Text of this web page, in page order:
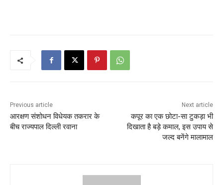
Previous article
आरक्षण संशोधन विधेयक तकरार के
बीच राज्यपाल दिल्ली रवाना
Next article
कपूर का एक छोटा-सा टुकड़ा भी
दिखाता है बड़े कमाल, इस उपाय से
जल्द बनेंगे मालामाल